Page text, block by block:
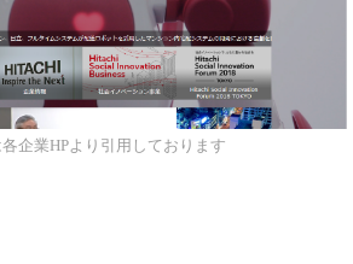
企業HPより引用しております